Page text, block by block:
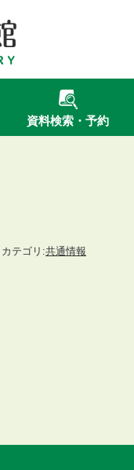
資料検索・予約
カテゴリ:共通情報